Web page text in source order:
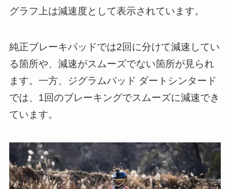
グラフ上は減速度として表示されています。
純正ブレーキパッドでは2回に分けて減速してい
る箇所や、減速がスムーズでない箇所が見られ
ます。一方、ジグラムパッド ダートシンタード
では、1回のブレーキングでスムーズに減速でき
ています。